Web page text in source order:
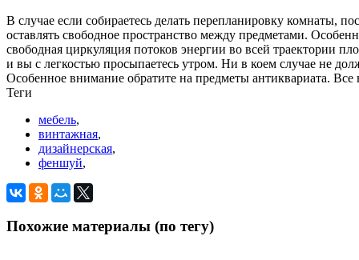
В случае если собираетесь делать перепланировку комнаты,
оставлять свободное пространство между предметами.
свободная циркуляция потоков энергии во всей траектории
и вы с легкостью просыпаетесь утром. Ни в коем случае не
Особенное внимание обратите на предметы антиквариата.
Теги
мебель,
винтажная,
дизайнерская,
феншуй,
Похожие материалы (по тегу)